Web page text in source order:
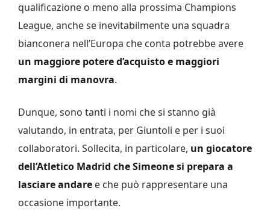
qualificazione o meno alla prossima Champions
League, anche se inevitabilmente una squadra
bianconera nell’Europa che conta potrebbe avere
un maggiore potere d’acquisto e maggiori
margini di manovra.
Dunque, sono tanti i nomi che si stanno già
valutando, in entrata, per Giuntoli e per i suoi
collaboratori. Sollecita, in particolare, un giocatore
dell’Atletico Madrid che Simeone si prepara a
lasciare andare e che può rappresentare una
occasione importante.